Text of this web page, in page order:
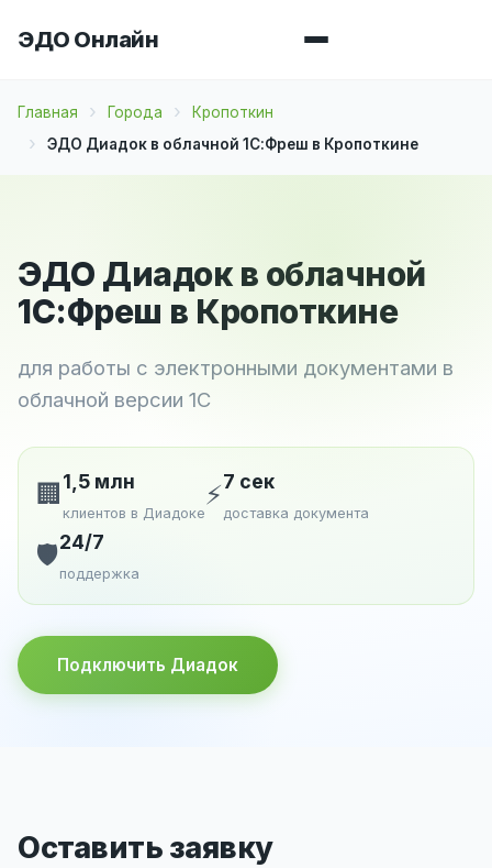
ЭДО Онлайн
Главная Города
Кропоткин
ЭДО Диадок в облачной 1С:Фреш в Кропоткине
ЭДО Диадок в облачной
1С:Фреш в Кропоткине
для работы с электронными документами в
облачной версии 1С
🏢 1,5 млн
клиентов в Диадоке
⚡7 сек
доставка документа
🛡️24/7
поддержка
Подключить Диадок
Оставить заявку